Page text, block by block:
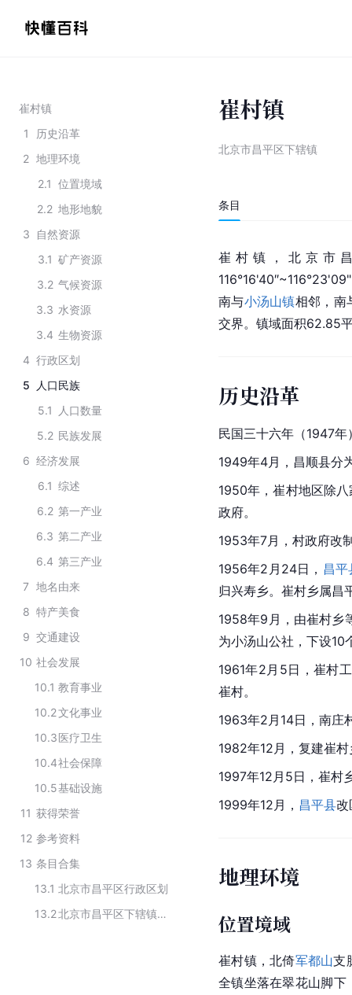
崔村镇
1
历史沿革
2 地理环境
2.1 位置境域
2.2 地形地貌
3
自然资源
3.1 矿产资源
3.2 气候资源
3.3 水资源
3.4 生物资源
4 行政区划
5
人口民族
5.1
人口数量
5.2 民族发展
6 经济发展
6.1 综述
6.2 第一产业
6.3 第二产业
6.4 第三产业
7 地名由来
8 特产美食
9 交通建设
10 社会发展
10.1 教育事业
10.2文化事业
10.3医疗卫生
10.4社会保障
10.5基础设施
11 获得荣誉
12 参考资料
13 条目合集
13.1 北京市昌平区行政区划
13.2
北京市昌平区下辖镇行政区划
崔村镇
北京市昌平区下辖镇
条目
崔村镇，北京市
南与小汤山镇相邻，南
交界。镇域面积62.85
历史沿革
民国三十六年（1947
1949年4月，昌顺县分
1950年，崔村地区除
政府。
1953年7月，村政府改
1956年2月24日， 昌平
归兴寿乡。崔村乡属昌
1958年9月，由崔村乡
为小汤山公社，下设10
1961年2月5日，崔村
崔村。
1963年2月14日，南庄
1982年12月，复建崔
1997年12月5日，崔村
1999年12月， 昌平县改
地理环境
位置境域
崔村镇，北倚军都山支
全镇坐落在翠花山脚下